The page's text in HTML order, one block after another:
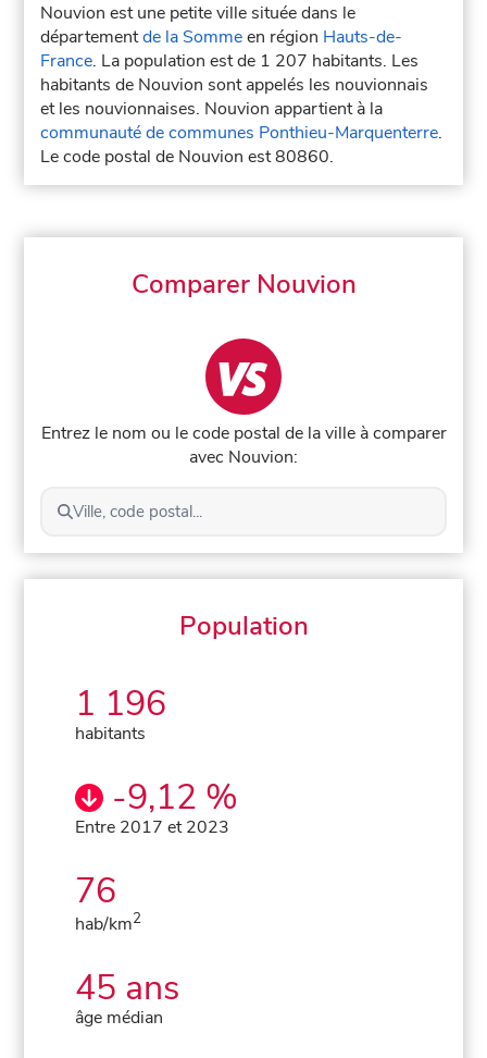
Nouvion est une petite ville située dans le
départementde la Sommeen région Hauts-de-
France. La population est de 1 207 habitants. Les
habitants de Nouvion sont appelés les nouvionnais
et les nouvionnaises. Nouvion appartient à la
communauté de communes Ponthieu-Marquenterre.
Le code postal de Nouvion est 80860.
Comparer Nouvion
Entrez le nom ou le code postal de la ville à comparer
avec Nouvion:
Ville, code postal...
Population
1 196
habitants
-9,12 %
Entre 2017 et 2023
76
hab/km2
45 ans
âge médian